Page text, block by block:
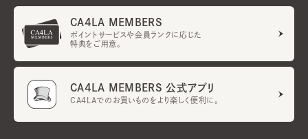
CA4LA MEMBERS
ポイントサービスや会員ランクに応じた
特典をご用意。
CA4LA MEMBERS 公式アプリ
CA4LAでのお買いものをより楽しく便利に。